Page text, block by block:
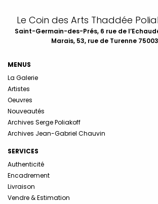
Le Coin des Arts Thaddée
Saint-Germain-des-Prés, 6 rue de
Marais, 53, rue de Turenne
MENUS
La Galerie
Artistes
Oeuvres
Nouveautés
Archives Serge Poliakoff
Archives Jean-Gabriel Chauvin
SERVICES
Authenticité
Encadrement
Livraison
Vendre & Estimation